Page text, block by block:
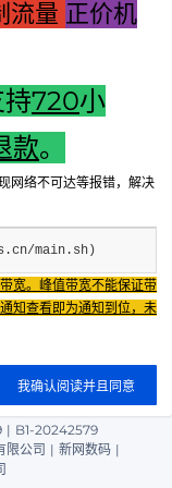
、更换与预防指
服务主体：
分公司 提供网络服务 |
服务
号
号 |
| B1-20242579
限公司 | 新网数码 |
流量 正价机
720小
款。
网络不可达等报错，解决
main.sh)
宽。峰值带宽不能保证带
知查看即为通知到位，未
我确认阅读并且同意